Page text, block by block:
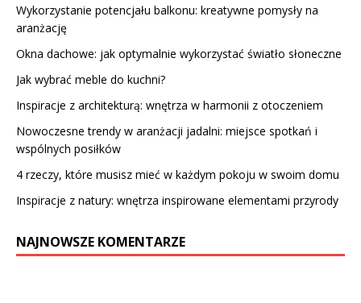
Wykorzystanie potencjału balkonu: kreatywne pomysły na
aranżację
Okna dachowe: jak optymalnie wykorzystać światło słoneczne
Jak wybrać meble do kuchni?
Inspiracje z architekturą: wnętrza w harmonii z otoczeniem
Nowoczesne trendy w aranżacji jadalni: miejsce spotkań i
wspólnych posiłków
4 rzeczy, które musisz mieć w każdym pokoju w swoim domu
Inspiracje z natury: wnętrza inspirowane elementami przyrody
NAJNOWSZE KOMENTARZE